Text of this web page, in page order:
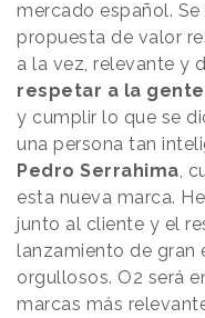
mercado español.
propuesta de valor
a la vez, relevante y
respetar a la gente
y cumplir lo que se
una persona tan
Pedro Serrahima,
esta nueva marca.
junto al cliente y el
lanzamiento de gran
orgullosos. O2 será
marcas más